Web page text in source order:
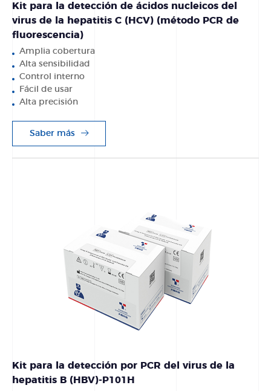
Kit para la detección de ácidos nucleicos del
virus de la hepatitis C (HCV) (método PCR de
fluorescencia)
Amplia cobertura
Alta sensibilidad
Control interno
Fácil de usar
Alta precisión
Saber más
Kit para la detección por PCR del virus de la
hepatitis B (HBV)-P101H